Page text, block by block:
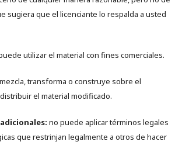
sugiera que el licenciante lo respalda a usted
utilizar el material con fines comerciales.
transforma o construye sobre el
el material modificado.
no puede aplicar términos legales
que restrinjan legalmente a otros de hacer